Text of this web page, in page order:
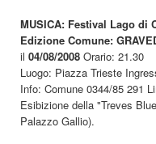
MUSICA: Festival Lago di
Edizione Comune:
il 04/08/2008 Orario: 21.30
Luogo: Piazza Trieste
Info: Comune 0344/85 291
Esibizione della "Treves
Palazzo Gallio).